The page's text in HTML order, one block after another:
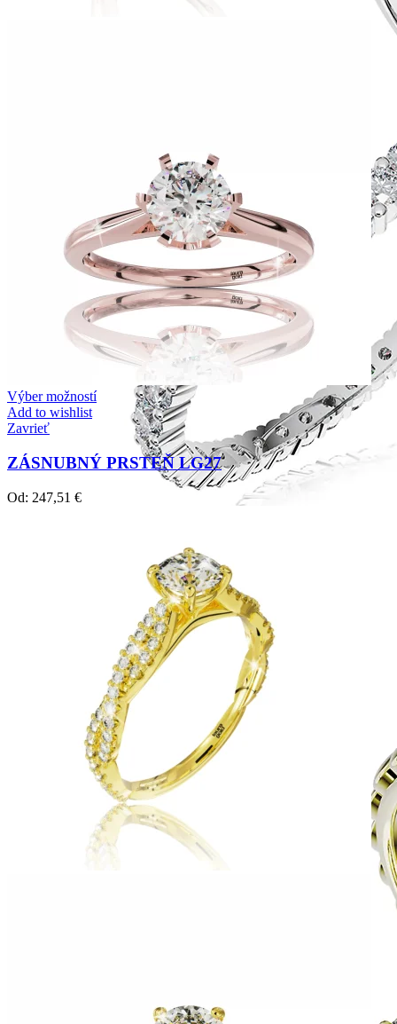
Harmónia klasiky a moderného dizajnu.
Výber možností
Add to wishlist
Zavrieť
ZÁSNUBNÝ PRSTEŇ LG27
Od: 247,51 €